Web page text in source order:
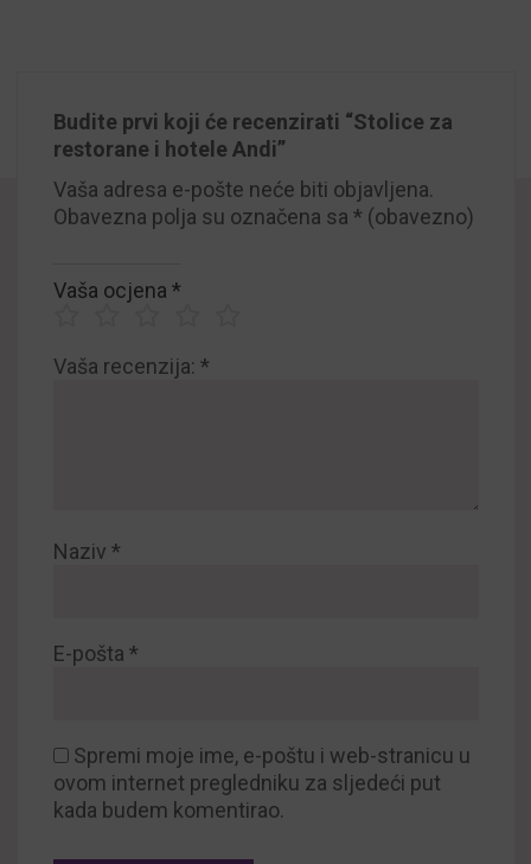
Budite prvi koji će recenzirati “Stolice za
restorane i hotele Andi”
Vaša adresa e-pošte neće biti objavljena.
Obavezna polja su označena sa * (obavezno)
Vaša ocjena *
Vaša recenzija: *
Naziv *
E-pošta *
Spremi moje ime, e-poštu i web-stranicu u
ovom internet pregledniku za sljedeći put
kada budem komentirao.